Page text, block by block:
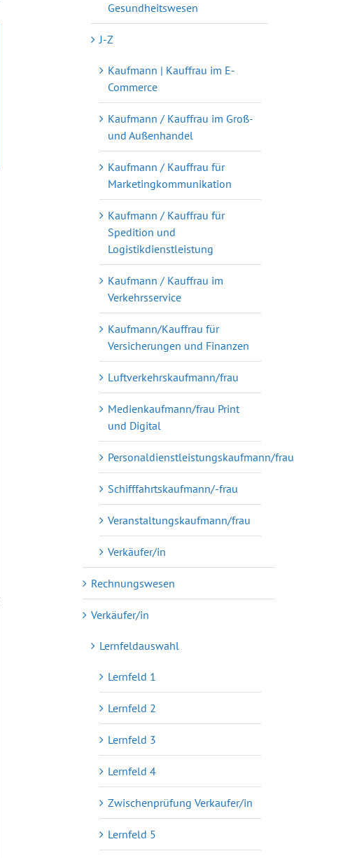
Gesundheitswesen
J-Z
Kaufmann | Kauffrau im E-
Commerce
Kaufmann / Kauffrau im Groß-
und Außenhandel
Kaufmann / Kauffrau für
Marketingkommunikation
Kaufmann / Kauffrau für
Spedition und
Logistikdienstleistung
Kaufmann / Kauffrau im
Verkehrsservice
Kaufmann/Kauffrau für
Versicherungen und Finanzen
Luftverkehrskaufmann/frau
Medienkaufmann/frau Print
und Digital
Personaldienstleistungskaufmann/frau
Schifffahrtskaufmann/-frau
Veranstaltungskaufmann/frau
Verkäufer/in
Rechnungswesen
Verkäufer/in
Lernfeldauswahl
Lernfeld 1
Lernfeld 2
Lernfeld 3
Lernfeld 4
Zwischenprüfung Verkaufer/in
Lernfeld 5